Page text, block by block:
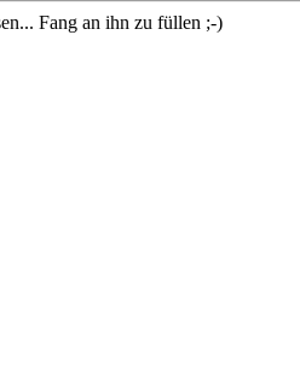
Fang an ihn zu füllen ;-)